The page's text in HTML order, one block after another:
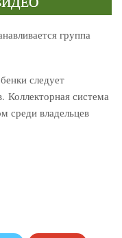
группа
следует
Коллекторная система
среди владельцев